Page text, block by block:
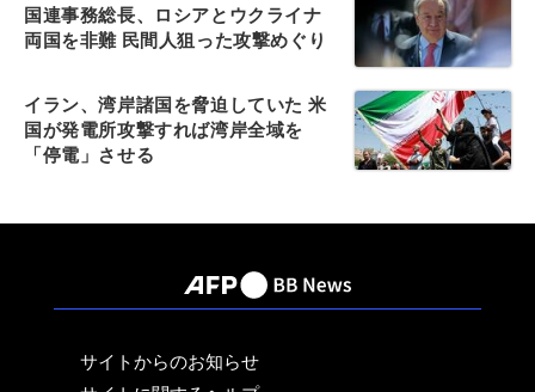
国連事務総長、ロシアとウクライナ
両国を非難 民間人狙った攻撃めぐり
イラン、湾岸諸国を脅迫していた 米
国が発電所攻撃すれば湾岸全域を
「停電」させる
サイトからのお知らせ